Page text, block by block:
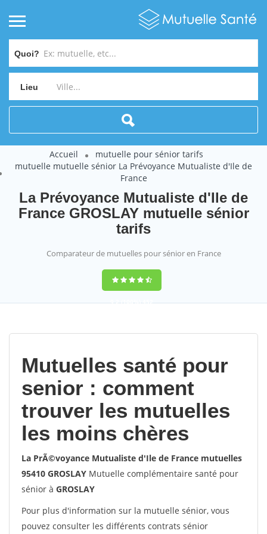
Quoi?
Lieu
Accueil
mutuelle pour sénior tarifs
mutuelle mutuelle sénior La Prévoyance Mutualiste d'Ile de
France
La Prévoyance Mutualiste d'Ile de
France GROSLAY mutuelle sénior
tarifs
Comparateur de mutuelles pour sénior en France
9,2(100%)452
Mutuelles santé pour
senior : comment
trouver les mutuelles
les moins chères
La PrÃ©voyance Mutualiste d'Ile de France mutuelles
95410 GROSLAY Mutuelle complémentaire santé pour
sénior à GROSLAY
Pour plus d'information sur la mutuelle sénior, vous
pouvez consulter les différents contrats sénior